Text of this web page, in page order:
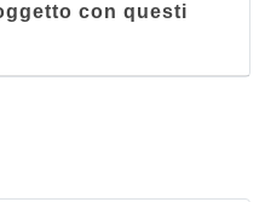
con questi